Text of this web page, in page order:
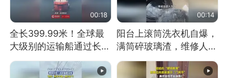
00:18
全长399.99米！全球最
大级别的运输船通过长江
大桥这一幕，太震撼了！
00:14
阳台上滚筒洗衣机自爆，
满筒碎玻璃渣，维修人员
称是人为原因，从未见过
洗衣机自爆